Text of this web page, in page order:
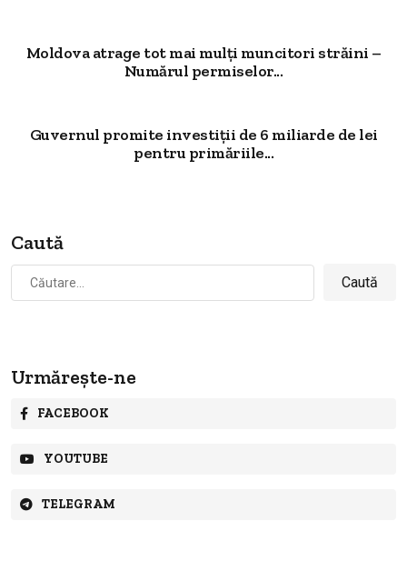
Moldova atrage tot mai mulți muncitori străini –
Numărul permiselor...
Guvernul promite investiții de 6 miliarde de lei
pentru primăriile...
Caută
Caută
după:
Urmărește-ne
FACEBOOK
YOUTUBE
TELEGRAM